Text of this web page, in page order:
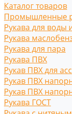
Каталог товаров
Промышленные
Рукава для воды
Рукава
Рукава для пара
Рукава ПВХ
Рукав ПВХ для
Рукав ПВХ
Рукав ПВХ
Рукава ГОСТ